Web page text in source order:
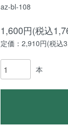
az-bl-108
1,600円(税込
定価：2,910円(税込
本